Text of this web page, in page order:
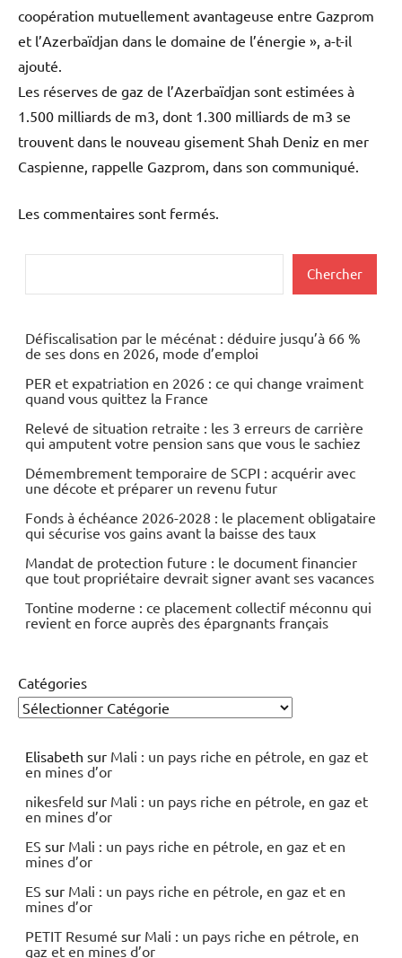
coopération mutuellement avantageuse entre Gazprom
et l’Azerbaïdjan dans le domaine de l’énergie », a-t-il
ajouté.
Les réserves de gaz de l’Azerbaïdjan sont estimées à
1.500 milliards de m3, dont 1.300 milliards de m3 se
trouvent dans le nouveau gisement Shah Deniz en mer
Caspienne, rappelle Gazprom, dans son communiqué.
Les commentaires sont fermés.
Chercher
Défiscalisation par le mécénat : déduire jusqu’à 66 %
de ses dons en 2026, mode d’emploi
PER et expatriation en 2026 : ce qui change vraiment
quand vous quittez la France
Relevé de situation retraite : les 3 erreurs de carrière
qui amputent votre pension sans que vous le sachiez
Démembrement temporaire de SCPI : acquérir avec
une décote et préparer un revenu futur
Fonds à échéance 2026-2028 : le placement obligataire
qui sécurise vos gains avant la baisse des taux
Mandat de protection future : le document financier
que tout propriétaire devrait signer avant ses vacances
Tontine moderne : ce placement collectif méconnu qui
revient en force auprès des épargnants français
Catégories
Elisabeth sur Mali : un pays riche en pétrole, en gaz et
en mines d’or
nikesfeld sur Mali : un pays riche en pétrole, en gaz et
en mines d’or
ES sur Mali : un pays riche en pétrole, en gaz et en
mines d’or
ES sur Mali : un pays riche en pétrole, en gaz et en
mines d’or
PETIT Resumé sur Mali : un pays riche en pétrole, en
gaz et en mines d’or